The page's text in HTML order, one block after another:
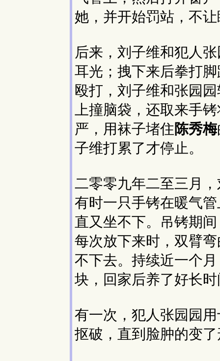
她，并开始罚站，不
后来，刘子维和犯人
耳光；拽下来后拳打
殴打，刘子维和张园
上撞脑袋，还取来手
严，用袜子堵住陈秀梅
子维打累了才停止。
二零零九年二至三月
有时一只手铐在暖气
直又坐不下。吊铐期
每次放下来时，双臂
不下去。持续近一个
块，回家后养了好长
有一次，犯人张园园
抠破，直到脸肿的变